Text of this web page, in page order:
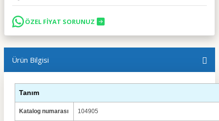
ÖZEL FİYAT SORUNUZ
Ürün Bilgisi
Tanım
Katalog numarası 104905